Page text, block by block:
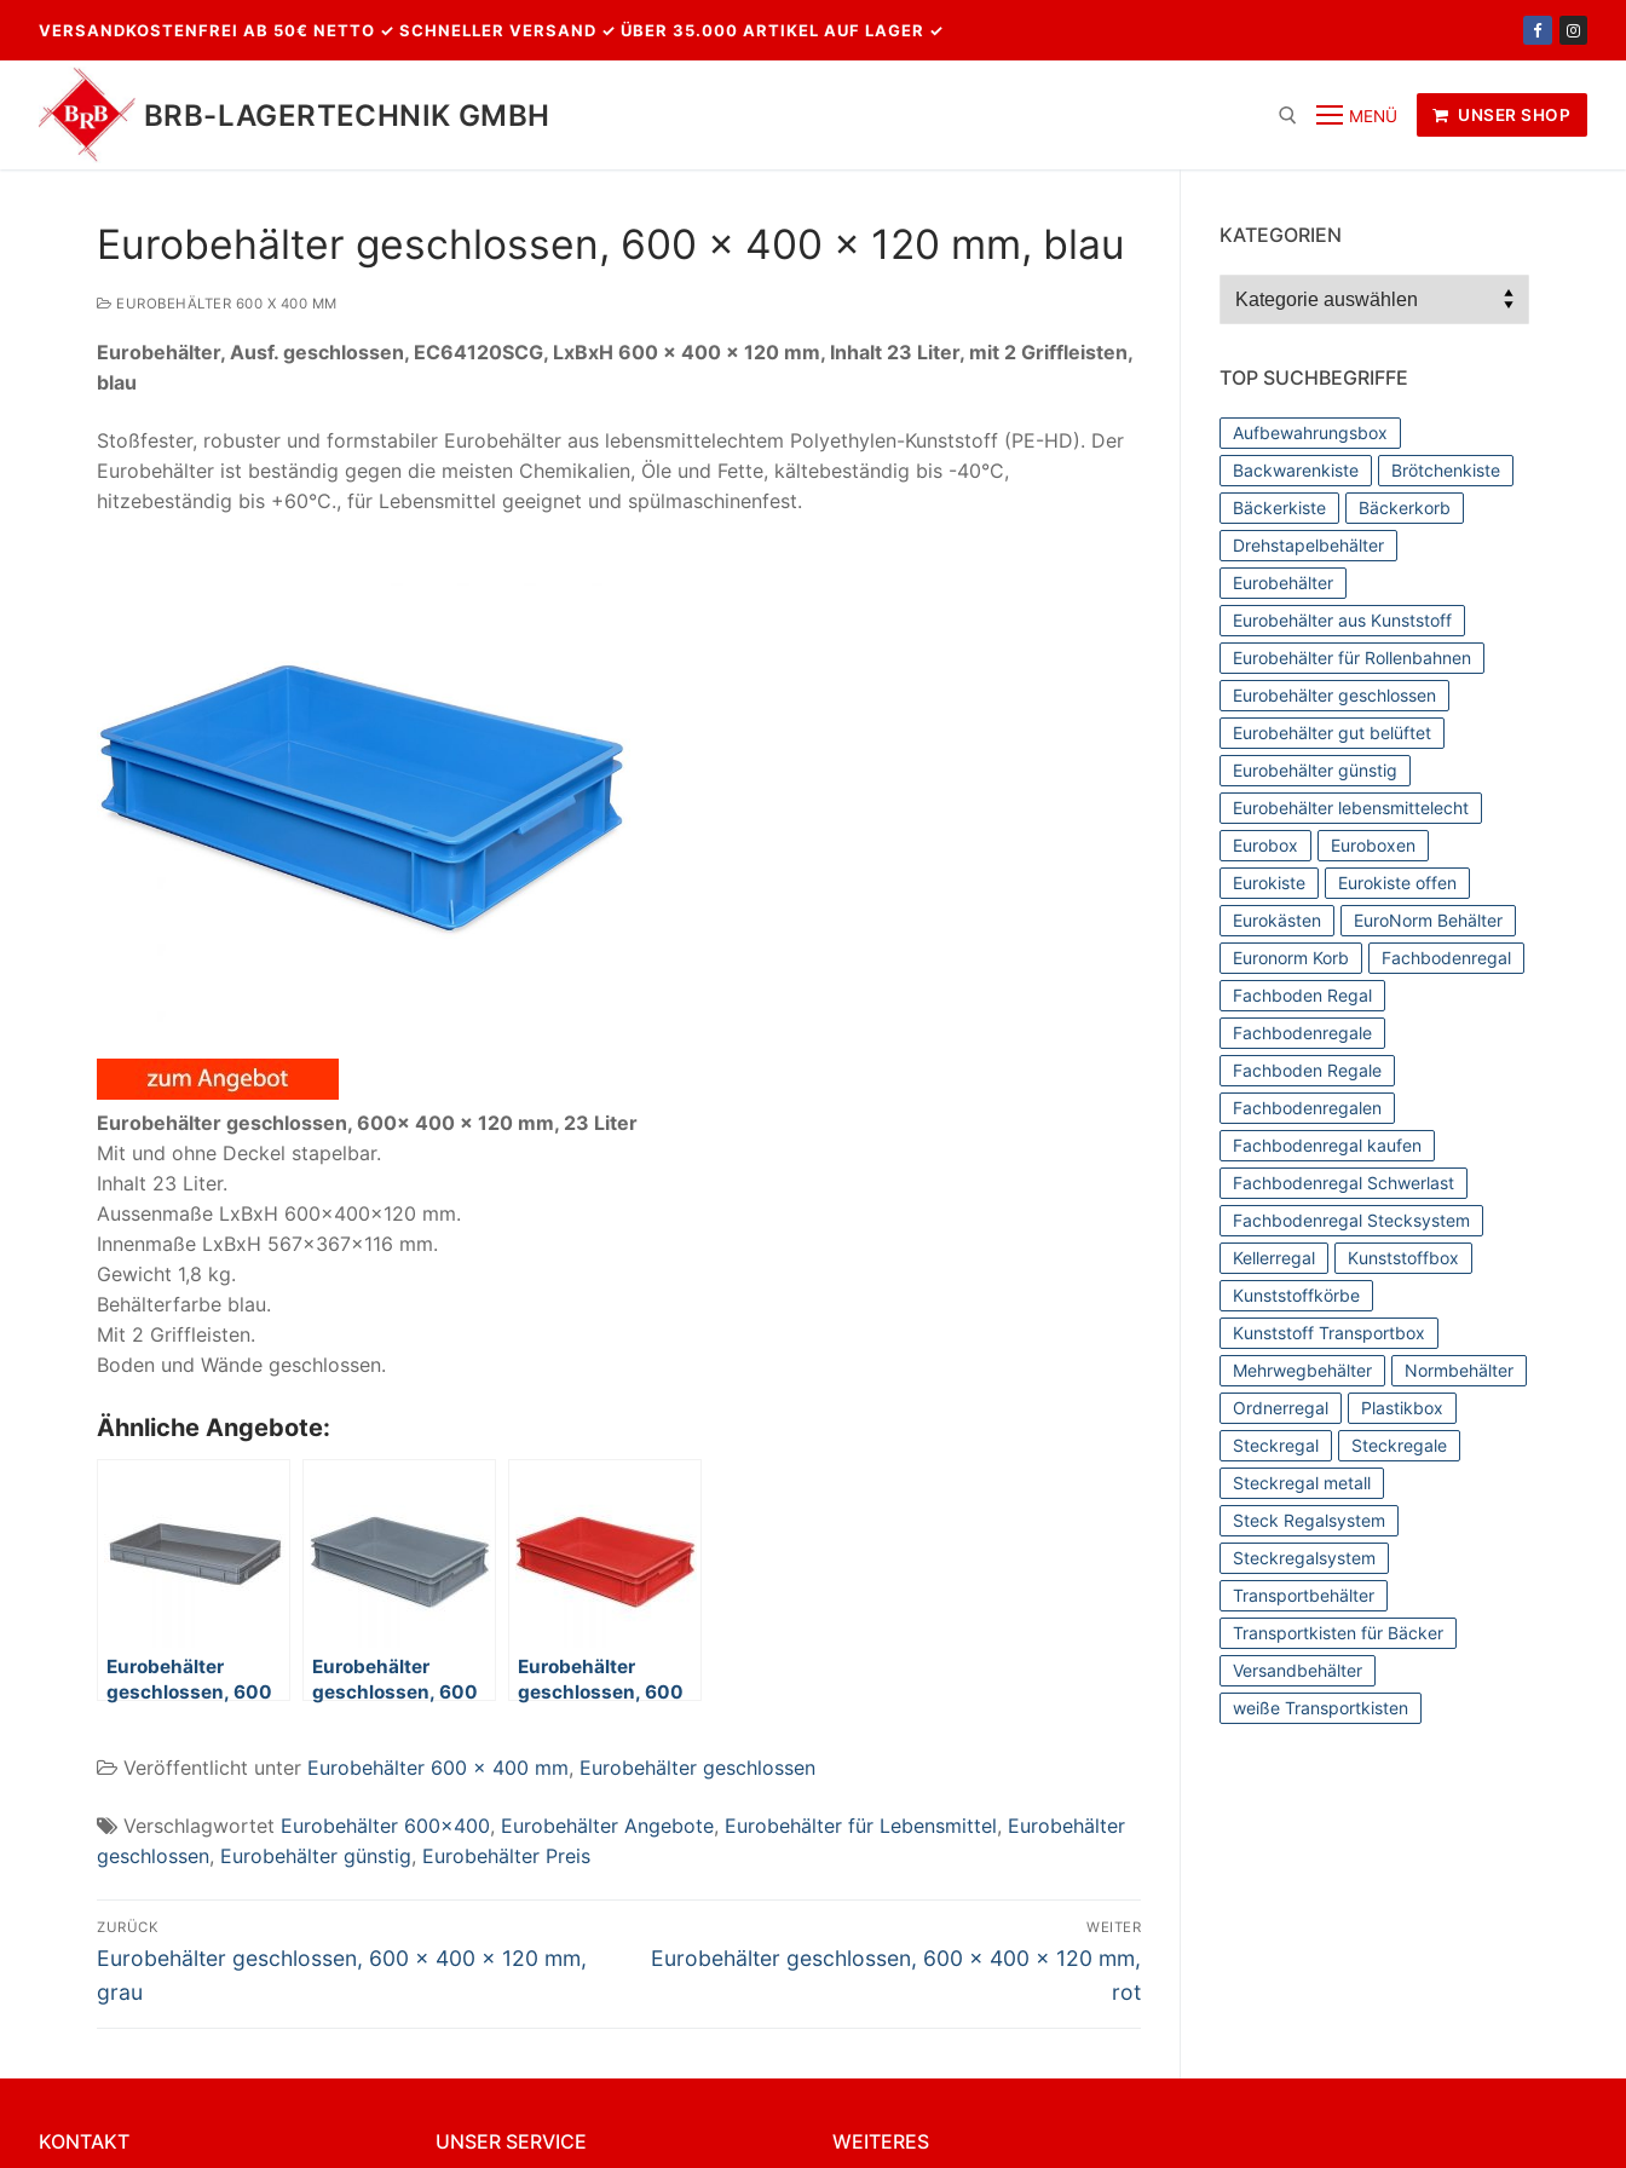
Inhalt
springen
VERSANDKOSTENFREI AB 50€ NETTO ✓ SCHNELLER VERSAND ✓ ÜBER 35.000 ARTIKEL AUF LAGER ✓
BRB-LAGERTECHNIK GMBH MENÜ UNSER SHOP
nach:
Eurobehälter geschlossen, 600 x 400 x 120 mm, blau
EUROBEHÄLTER 600 X 400 MM
Eurobehälter, Ausf. geschlossen, EC64120SCG, LxBxH 600 x 400 x 120 mm, Inhalt 23 Liter, mit 2 Griffleisten,
blau
Stoßfester, robuster und formstabiler Eurobehälter aus lebensmittelechtem Polyethylen-Kunststoff (PE-HD). Der
Eurobehälter ist beständig gegen die meisten Chemikalien, Öle und Fette, kältebeständig bis -40°C,
hitzebeständig bis +60°C., für Lebensmittel geeignet und spülmaschinenfest.
Eurobehälter geschlossen, 600x 400 x 120 mm, 23 Liter
Mit und ohne Deckel stapelbar.
Inhalt 23 Liter.
Aussenmaße LxBxH 600x400x120 mm.
Innenmaße LxBxH 567x367x116 mm.
Gewicht 1,8 kg.
Behälterfarbe blau.
Mit 2 Griffleisten.
Boden und Wände geschlossen.
Ähnliche Angebote:
Eurobehälter
geschlossen, 600
Eurobehälter
geschlossen, 600
Eurobehälter
geschlossen, 600
Veröffentlicht unter Eurobehälter 600 x 400 mm, Eurobehälter geschlossen
Verschlagwortet Eurobehälter 600x400, Eurobehälter Angebote, Eurobehälter für Lebensmittel, Eurobehälter
geschlossen, Eurobehälter günstig, Eurobehälter Preis
Beitragsnavigation
ZURÜCK
Vorheriger
Beitrag:
Eurobehälter geschlossen, 600 x 400 x 120 mm,
grau
WEITER
Nächster
Eurobehälter geschlossen, 600 x 400 x 120 mm,
rot
KATEGORIEN
Kategorien
TOP SUCHBEGRIFFE
Aufbewahrungsbox
Backwarenkiste
Brötchenkiste
Bäckerkiste
Bäckerkorb
Drehstapelbehälter
Eurobehälter
Eurobehälter aus Kunststoff
Eurobehälter für Rollenbahnen
Eurobehälter geschlossen
Eurobehälter gut belüftet
Eurobehälter günstig
Eurobehälter lebensmittelecht
Eurobox
Euroboxen
Eurokiste
Eurokiste offen
Eurokästen
EuroNorm Behälter
Euronorm Korb
Fachbodenregal
Fachboden Regal
Fachbodenregale
Fachboden Regale
Fachbodenregalen
Fachbodenregal kaufen
Fachbodenregal Schwerlast
Fachbodenregal Stecksystem
Kellerregal
Kunststoffbox
Kunststoffkörbe
Kunststoff Transportbox
Mehrwegbehälter
Normbehälter
Ordnerregal
Plastikbox
Steckregal
Steckregale
Steckregal metall
Steck Regalsystem
Steckregalsystem
Transportbehälter
Transportkisten für Bäcker
Versandbehälter
weiße Transportkisten
KONTAKT UNSER SERVICE WEITERES